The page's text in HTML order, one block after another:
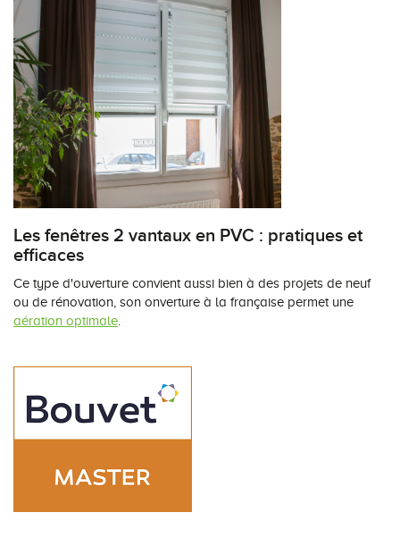
Les fenêtres 2 vantaux en PVC : pratiques et
efficaces
Ce type d'ouverture convient aussi bien à des projets de neuf
ou de rénovation, son onverture à la française permet une
aération optimale